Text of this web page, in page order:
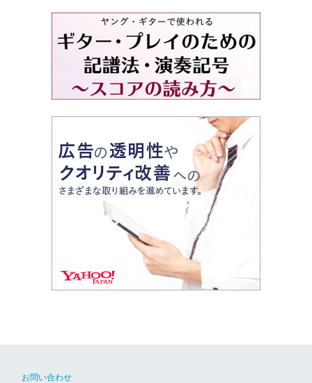
お問い合わせ